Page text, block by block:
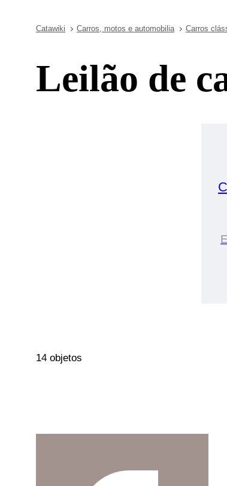
Catawiki Carros, motos e automobilia Carros
Leilão de
14 objetos